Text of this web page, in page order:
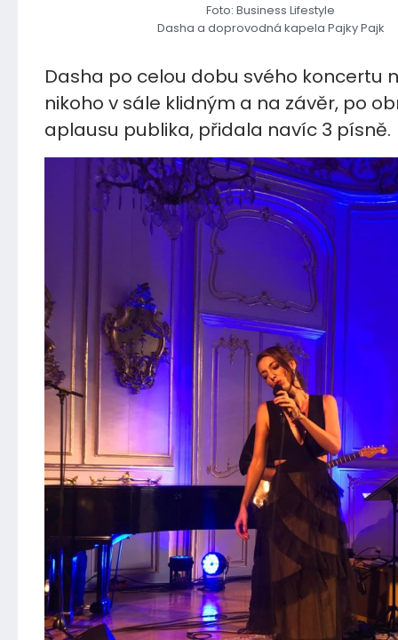
Foto: Business Lifestyle
Dasha a doprovodná kapela Pajky Pajk
Dasha po celou dobu svého koncertu
nikoho v sále klidným a na závěr, po
aplausu publika, přidala navíc 3 písně.